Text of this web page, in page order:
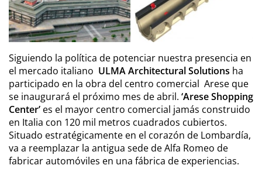
Siguiendo la política de potenciar nuestra presencia en
el mercado italiano ULMA Architectural Solutions ha
participado en la obra del centro comercial Arese que
se inaugurará el próximo mes de abril. ‘Arese Shopping
Center’ es el mayor centro comercial jamás construido
en Italia con 120 mil metros cuadrados cubiertos.
Situado estratégicamente en el corazón de Lombardía,
va a reemplazar la antigua sede de Alfa Romeo de
fabricar automóviles en una fábrica de experiencias.